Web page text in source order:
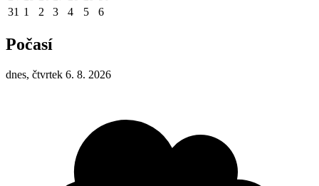
31 1 2 3 4 5 6
Počasí
dnes, čtvrtek 6. 8. 2026